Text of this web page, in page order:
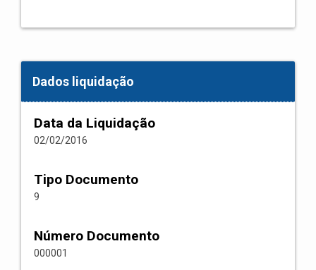
Dados liquidação
Data da Liquidação
02/02/2016
Tipo Documento
9
Número Documento
000001